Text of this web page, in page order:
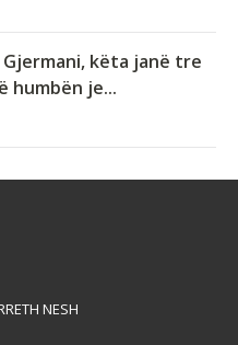
këta janë tre
humbën je...
NESH